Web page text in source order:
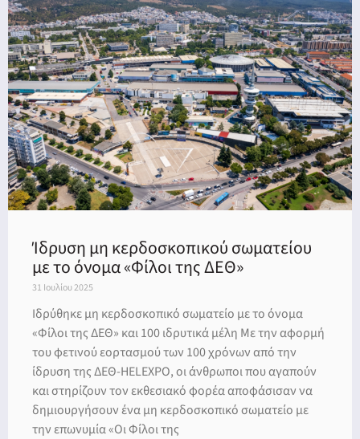
Ίδρυση μη κερδοσκοπικoύ σωματείου
με το όνομα «Φίλοι της ΔΕΘ»
31 Ιουλίου 2025
Ιδρύθηκε μη κερδοσκοπικό σωματείο με το όνομα
«Φίλοι της ΔΕΘ» και 100 ιδρυτικά μέλη Με την αφορμή
του φετινού εορτασμού των 100 χρόνων από την
ίδρυση της ΔΕΘ-HELEXPO, οι άνθρωποι που αγαπούν
και στηρίζουν τον εκθεσιακό φορέα αποφάσισαν να
δημιουργήσουν ένα μη κερδοσκοπικό σωματείο με
την επωνυμία «Οι Φίλοι της